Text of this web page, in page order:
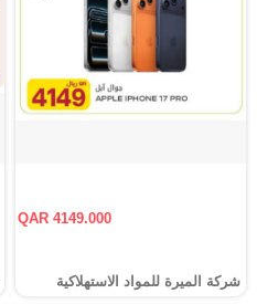
QAR 4149.000
شركة الميرة للمواد الاستهلاكية